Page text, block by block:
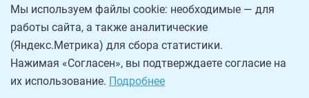
Мы используем файлы cookie: необходимые — для
работы сайта, а также аналитические
(Яндекс.Метрика) для сбора статистики.
Нажимая «Согласен», вы подтверждаете согласие на
их использование. Подробнее